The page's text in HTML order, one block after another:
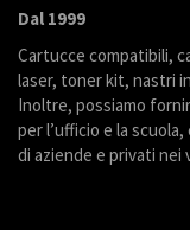
Dal 1999
Cartucce compatibili,
laser, toner kit, nastri
Inoltre, possiamo
per l’ufficio e la
di aziende e privati nei